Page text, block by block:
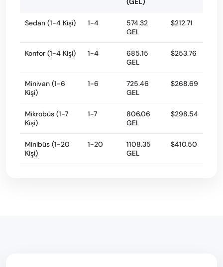
Sedan (1-4 Kişi) 1-4
574.32
GEL
$212.71
Konfor (1-4 Kişi) 1-4
685.15
GEL
$253.76
Minivan (1-6
Kişi)
1-6
725.46
GEL
$268.69
Mikrobüs (1-7
Kişi)
1-7
806.06
GEL
$298.54
Minibüs (1-20
Kişi)
1-20
1108.35
GEL
$410.50